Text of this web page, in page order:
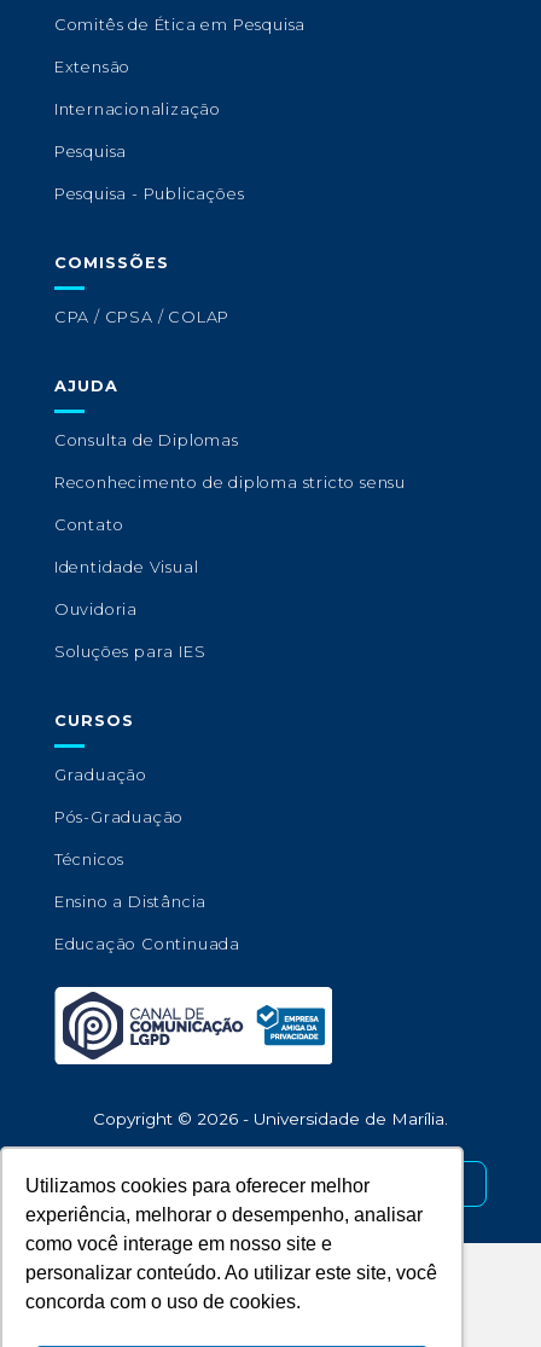
Utilizamos cookies para oferecer melhor
experiência, melhorar o desempenho, analisar
como você interage em nosso site e
personalizar conteúdo. Ao utilizar este site, você
concorda com o uso de cookies.
Comitês de Ética em Pesquisa
Extensão
Internacionalização
Pesquisa
Pesquisa - Publicações
COMISSÕES
CPA / CPSA / COLAP
AJUDA
Consulta de Diplomas
Reconhecimento de diploma stricto sensu
Contato
Identidade Visual
Ouvidoria
Soluções para IES
CURSOS
Graduação
Pós-Graduação
Técnicos
Ensino a Distância
Educação Continuada
Copyright © 2026 - Universidade de Marília.
Desenvolvido por